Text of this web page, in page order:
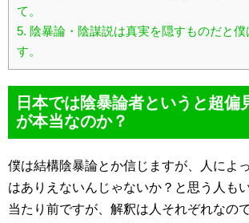
て。
5. 陰暴論・陰謀説は真実を隠すものだと僕
す。
日本では陰暴論者というと超偏
が本当なのか？
僕は結構陰暴論とか信じますが、人によ
はありえないんじゃないか？と思う人も
当たり前ですが、解釈は人それぞれなの